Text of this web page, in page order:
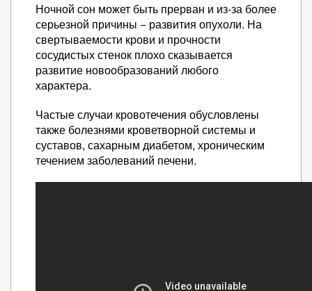
Ночной сон может быть прерван и из-за более
серьезной причины − развития опухоли. На
свертываемости крови и прочности
сосудистых стенок плохо сказывается
развитие новообразований любого
характера.
Частые случаи кровотечения обусловлены
также болезнями кроветворной системы и
суставов, сахарным диабетом, хроническим
течением заболеваний печени.